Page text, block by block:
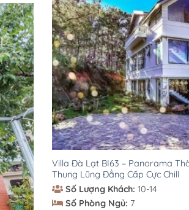
Villa Đà Lạt BI63 – Panorama
Thung Lũng Đẳng Cấp Cực Chill
Số Lượng Khách: 10-14
Số Phòng Ngủ: 7